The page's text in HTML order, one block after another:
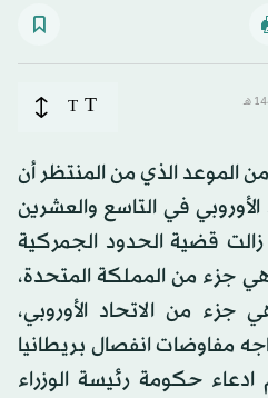
T
T
الذي من المنتظر أن
الأوروبي في التاسع والعشرين
(آذار) 2019، ما زالت قضية الحدود الجمركية
هي جزء من المملكة المتحدة،
جزء من الاتحاد الأوروبي،
مفاوضات انفصال بريطانيا
ادعاء حكومة رئيسة الوزراء